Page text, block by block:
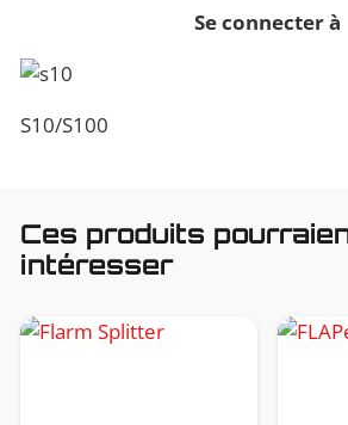
Se connecter à
S10/S100
Ces produits
intéresser